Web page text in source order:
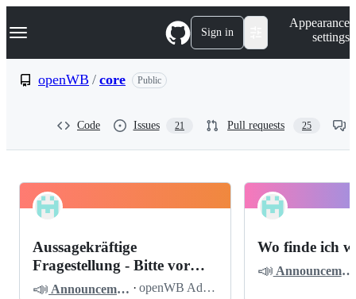
k
p
Navigation Menu Sign in
Appearance
settings
openWB / core Public
Code Issues 21 Pull requests 25
openWB
Discussions
Pinned
Aussagekräftige
Fragestellung - Bitte vor
dem Posten lesen
📣 Announcements · openWB Admin
Wo finde ich
📣 Announcements